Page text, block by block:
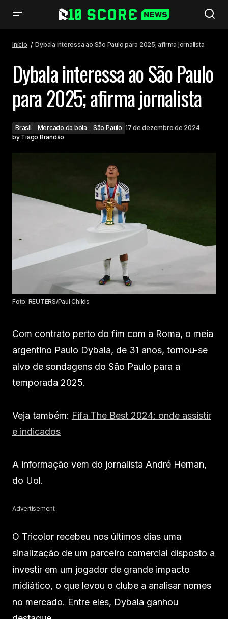
Início Dybala interessa ao São Paulo para 2025; afirma jornalista
Dybala interessa ao São Paulo
para 2025; afirma jornalista
Brasil Mercado da bola São Paulo 17 de dezembro de 2024
by Tiago Brandão
Foto: REUTERS/Paul Childs
Com contrato perto do fim com a Roma, o meia
argentino Paulo Dybala, de 31 anos, tornou-se
alvo de sondagens do São Paulo para a
temporada 2025.
Veja também: Fifa The Best 2024: onde assistir
e indicados
A informação vem do jornalista André Hernan,
do Uol.
Advertisement
O Tricolor recebeu nos últimos dias uma
sinalização de um parceiro comercial disposto a
investir em um jogador de grande impacto
midiático, o que levou o clube a analisar nomes
no mercado. Entre eles, Dybala ganhou